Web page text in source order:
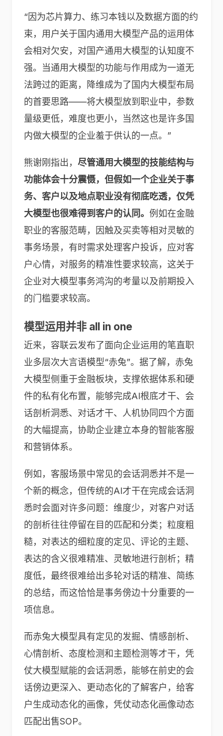
“因为芯片算力、练习本钱以及数据方面的约
束，用户关于国内通用大模型产品的运用体
会相对欠安，对国产通用大模型的认知度不
强。当通用大模型的功能与作用成为一道无
法跨过的距离，降维成为了国内大模型布局
的首要思路——将大模型放到职业中，参数
量级更低，难度也更小，当然这也是许多国
内做大模型的企业羞于供认的一点。”
熊谢刚指出， 尽管通用大模型的技能结构与
功能体会十分震慑，但假如一个企业关于事
务、客户以及地点职业没有彻底吃透，仅凭
大模型也很难得到客户的认同。 例如在金融
职业的客服范畴，因触及买卖等相对灵敏的
事务场景，有时需求处理客户投诉，应对客
户心情，对服务的精准性要求较高，这关于
企业对大模型事务鸿沟的考量以及前期投入
的门槛要求较高。
模型运用并非 all in one
近来，容联云发布了面向企业运用的笔直职
业多层次大言语模型“赤兔”。据了解，赤兔
大模型侧重于金融板块，支撑依据体系和硬
件的私有化布置，能够完成AI根底才干、会
话剖析洞悉、对话才干、人机协同四个方面
的大幅提高，协助企业建立本身的智能客服
和营销体系。
例如，客服场景中常见的会话洞悉并不是一
个新的概念，但传统的AI才干在完成会话洞
悉时会面对许多问题：维度少，对客户对话
的剖析往往停留在目的匹配和分类；粒度粗
糙，对表达的细粒度的定见、评论的主题、
表达的含义很难精准、灵敏地进行剖析；精
度低，最终很难给出多轮对话的精准、简练
的总结，而这恰恰是事务傍边十分重要的一
项信息。
而赤兔大模型具有定见的发掘、情感剖析、
心情剖析、态度检测和主题检测等才干，凭
仗大模型赋能的会话洞悉，能够在前史的会
话傍边更深入、更动态化的了解客户，给客
户生成动态化的画像，凭仗动态化画像动态
匹配出售SOP。